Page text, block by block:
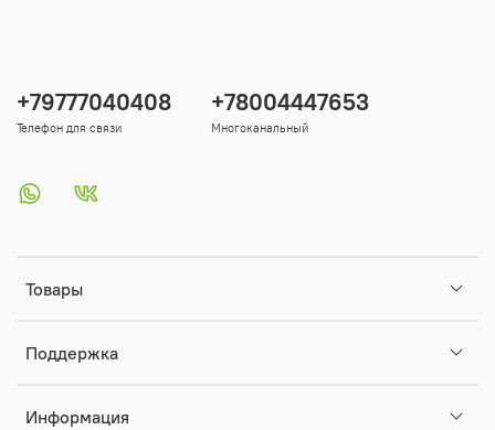
Товары
Поддержка
Информация
+79777040408
Телефон для связи
+78004447653
Многоканальный